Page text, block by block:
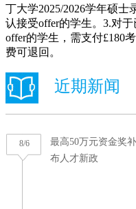
丁大学2025/2026学年硕
认接受offer的学生。3.对
offer的学生，需支付£180
费可退回。